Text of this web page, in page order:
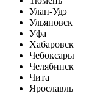
Улан-Удэ
Ульяновск
Уфа
Хабаровск
Чебоксары
Челябинск
Чита
Ярославль